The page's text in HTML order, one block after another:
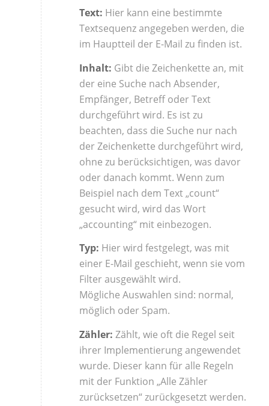
Text: Hier kann eine bestimmte
Textsequenz angegeben werden, die
im Hauptteil der E-Mail zu finden ist.
Inhalt: Gibt die Zeichenkette an, mit
der eine Suche nach Absender,
Empfänger, Betreff oder Text
durchgeführt wird. Es ist zu
beachten, dass die Suche nur nach
der Zeichenkette durchgeführt wird,
ohne zu berücksichtigen, was davor
oder danach kommt. Wenn zum
Beispiel nach dem Text „count“
gesucht wird, wird das Wort
„accounting“ mit einbezogen.
Typ: Hier wird festgelegt, was mit
einer E-Mail geschieht, wenn sie vom
Filter ausgewählt wird.
Mögliche Auswahlen sind: normal,
möglich oder Spam.
Zähler: Zählt, wie oft die Regel seit
ihrer Implementierung angewendet
wurde. Dieser kann für alle Regeln
mit der Funktion „Alle Zähler
zurücksetzen“ zurückgesetzt werden.